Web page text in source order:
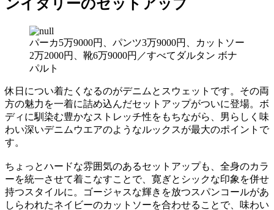
ンイタリーのセットアップ
パーカ5万9000円、パンツ3万9000円、カットソー
2万2000円、靴6万9000円／すべてダルタン ボナ
パルト
休日につい着たくなるのがデニムとスウェットです。その両
方の魅力を一着に詰め込んだセットアップがついに登場。ボ
ディに馴染む豊かなストレッチ性をもちながら、男らしく味
わい深いデニムウエアのようなルックスが最大のポイントで
す。
ちょっとハードな雰囲気のあるセットアップも、全身のカラ
ーを統一させて着こなすことで、寛ぎとシックな印象を併せ
持つスタイルに。ゴージャスな輝きを放つスパンコールがあ
しらわれたネイビーのカットソーを合わせることで、味わい